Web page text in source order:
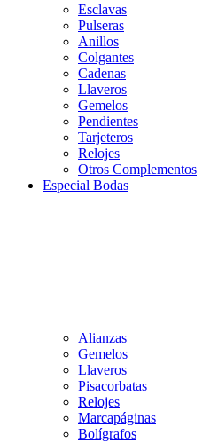
Esclavas
Pulseras
Anillos
Colgantes
Cadenas
Llaveros
Gemelos
Pendientes
Tarjeteros
Relojes
Otros Complementos
Especial Bodas
Alianzas
Gemelos
Llaveros
Pisacorbatas
Relojes
Marcapáginas
Bolígrafos